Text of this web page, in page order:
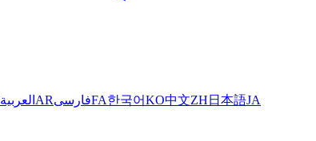
العربية ARفارسیFA한국어KO中文ZH 日本語JA